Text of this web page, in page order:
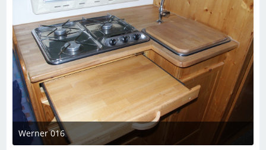
Werner 016
7. März 2023 um 19:08